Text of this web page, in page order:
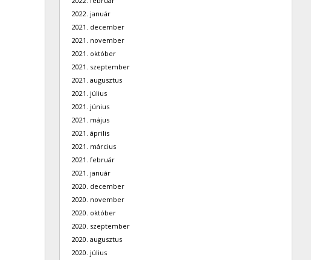
2022. január
2021. december
2021. november
2021. október
2021. szeptember
2021. augusztus
2021. július
2021. június
2021. május
2021. április
2021. március
2021. február
2021. január
2020. december
2020. november
2020. október
2020. szeptember
2020. augusztus
2020. július